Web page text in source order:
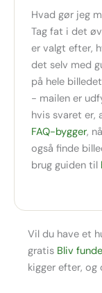
Hvad gør jeg
Tag fat i det
er valgt efter,
det selv med
på hele
- mailen er
hvis svaret er,
FAQ-bygger,
også finde
brug guiden til
Vil du have et
gratis Bliv
kigger efter,